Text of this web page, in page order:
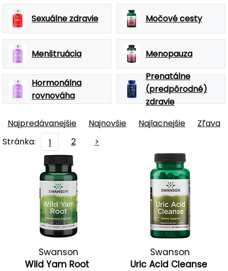
Sexuálne zdravie Močové cesty
Menštruácia Menopauza
Hormonálna
rovnováha
Prenatálne
(predpôrodné)
zdravie
Najpredávanejšie
Najnovšie Najlacnejšie
Zľava
Stránka:
1 2 >
Swanson
Wild Yam Root
Swanson
Uric Acid Cleanse